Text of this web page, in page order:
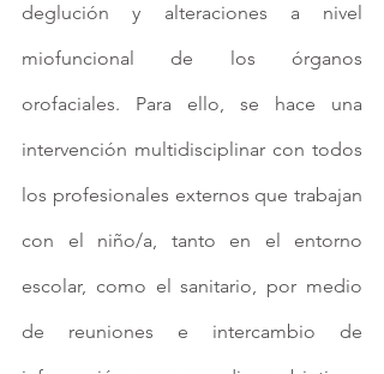
deglución y alteraciones a nivel
miofuncional de los órganos
orofaciales. Para ello, se hace una
intervención multidisciplinar con todos
los profesionales externos que trabajan
con el niño/a, tanto en el entorno
escolar, como el sanitario, por medio
de reuniones e intercambio de